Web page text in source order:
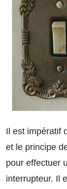
Il est impératif
et le principe
pour effectuer
interrupteur. Il